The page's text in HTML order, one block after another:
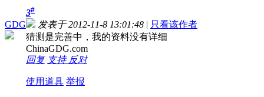
GDG
3#
发表于 2012-11-8 13:01:48 | 只看该作者
猜测是完善中，我的资料没有详细
ChinaGDG.com
回复 支持 反对
使用道具 举报